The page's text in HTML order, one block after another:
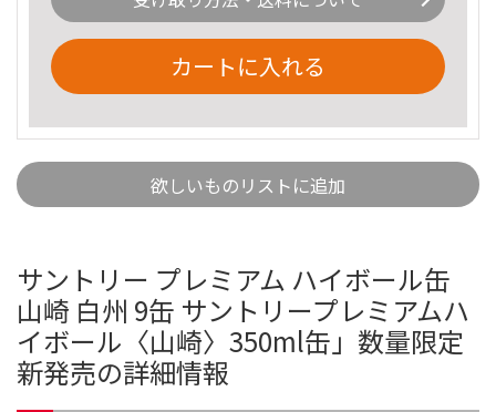
カートに入れる
欲しいものリストに追加
サントリー プレミアム ハイボール缶
山崎 白州 9缶 サントリープレミアムハ
イボール〈山崎〉350ml缶」数量限定
新発売の詳細情報